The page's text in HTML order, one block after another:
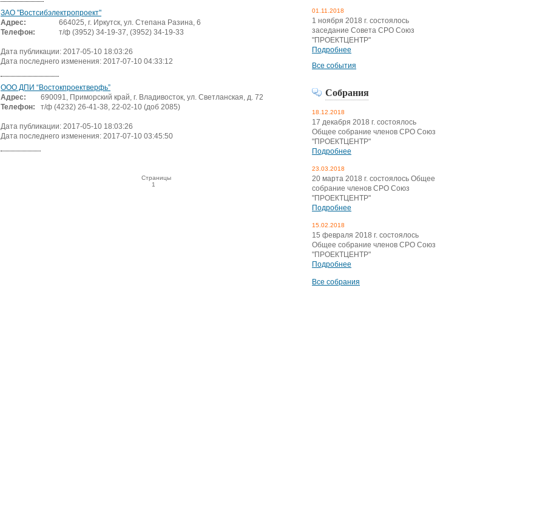
ЗАО "Востсибэлектропроект"
Адрес:
664025, г. Иркутск, ул. Степана Разина, 6
Телефон:
т/ф (3952) 34-19-37, (3952) 34-19-33
Дата публикации: 2017-05-10 18:03:26
Дата последнего изменения: 2017-07-10 04:33:12
ООО ДПИ “Востокпроектверфь”
Адрес:
690091, Приморский край, г. Владивосток, ул. Светланская, д. 72
Телефон:
т/ф (4232) 26-41-38, 22-02-10 (доб 2085)
Дата публикации: 2017-05-10 18:03:26
Дата последнего изменения: 2017-07-10 03:45:50
Страницы
1
01.11.2018
1 ноября 2018 г. состоялось
заседание Совета СРО Союз
"ПРОЕКТЦЕНТР"
Подробнее
Все события
Собрания
18.12.2018
17 декабря 2018 г. состоялось
Общее собрание членов СРО Союз
"ПРОЕКТЦЕНТР"
Подробнее
23.03.2018
20 марта 2018 г. состоялось Общее
собрание членов СРО Союз
"ПРОЕКТЦЕНТР"
Подробнее
15.02.2018
15 февраля 2018 г. состоялось
Общее собрание членов СРО Союз
"ПРОЕКТЦЕНТР"
Подробнее
Все собрания